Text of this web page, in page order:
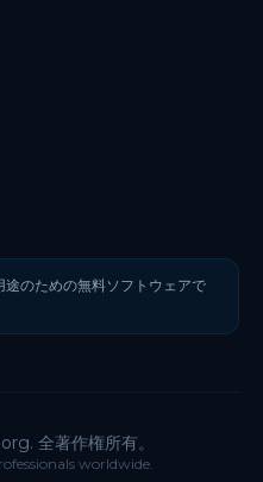
のための無料ソフトウェアで
全著作権所有。
worldwide.